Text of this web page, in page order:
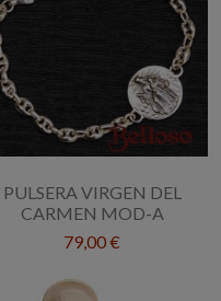
PULSERA VIRGEN DEL
CARMEN MOD-A
79,00 €